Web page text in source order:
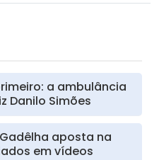
a ambulância
Danilo Simões
aposta na
em vídeos